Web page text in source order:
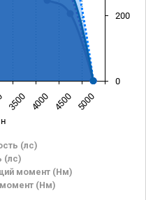
(лс)
(лс)
момент (Нм)
момент (Нм)
3500 4000 4500 5000
0
200